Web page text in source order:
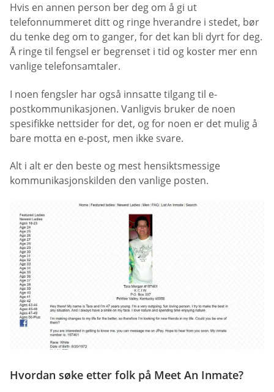
Hvis en annen person ber deg om å gi ut
telefonnummeret ditt og ringe hverandre i stedet, bør
du tenke deg om to ganger, for det kan bli dyrt for deg.
Å ringe til fengsel er begrenset i tid og koster mer enn
vanlige telefonsamtaler.
I noen fengsler har også innsatte tilgang til e-
postkommunikasjonen. Vanligvis bruker de noen
spesifikke nettsider for det, og for noen er det mulig å
bare motta en e-post, men ikke svare.
Alt i alt er den beste og mest hensiktsmessige
kommunikasjonskilden den vanlige posten.
Hvordan søke etter folk på Meet An Inmate?